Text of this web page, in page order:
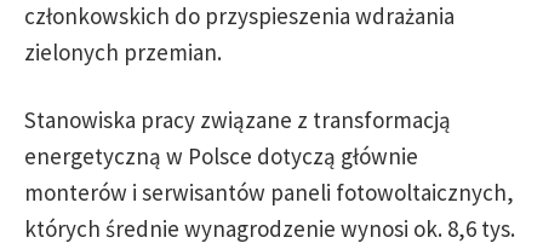
członkowskich do przyspieszenia wdrażania
zielonych przemian.
Stanowiska pracy związane z transformacją
energetyczną w Polsce dotyczą głównie
monterów i serwisantów paneli fotowoltaicznych,
których średnie wynagrodzenie wynosi ok. 8,6 tys.